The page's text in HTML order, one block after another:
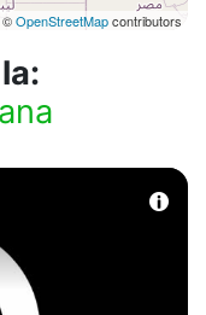
OpenStreetMapcontributors